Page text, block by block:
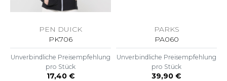
ATHLETIC® COLLECTION
ETIQUETTE
CLOTHING
PEN DUICK
PK706
Unverbindliche Preisempfehlung
pro Stück
17,40 €
PARKS
PA060
Unverbindliche Preisempfehlung
pro Stück
39,90 €